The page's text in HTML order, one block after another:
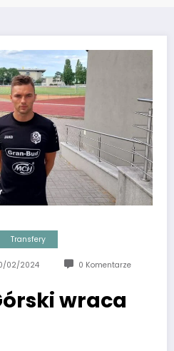
Transfery
02/2024 0 Komentarze
wraca